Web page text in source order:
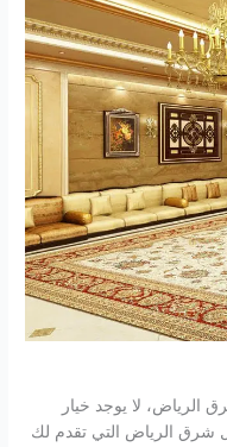
الرياض، لا يوجد خيار
شرق الرياض التي تقدم لك